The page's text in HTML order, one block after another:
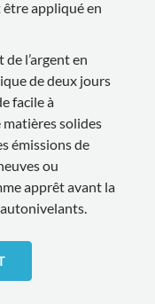
appliqué en
l’argent en
de deux jours
facile à
matières solides
émissions de
ou
apprêt avant la